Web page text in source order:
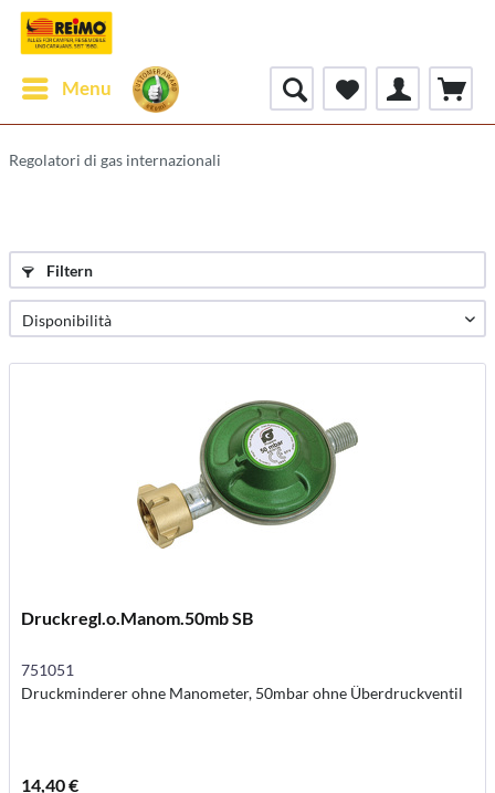
Menu
Regolatori di gas internazionali
Filtern
Druckregl.o.Manom.50mb SB
751051
Druckminderer ohne Manometer, 50mbar ohne Überdruckventil
14,40 €